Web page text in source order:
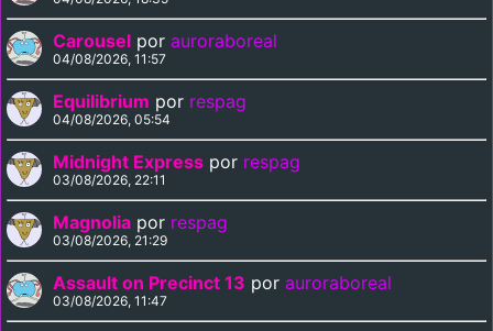
Carousel por auroraboreal
04/08/2026, 11:57
Equilibrium por respag
04/08/2026, 05:54
Midnight Express por respag
03/08/2026, 22:11
Magnolia por respag
03/08/2026, 21:29
Assault on Precinct 13 por auroraboreal
03/08/2026, 11:47